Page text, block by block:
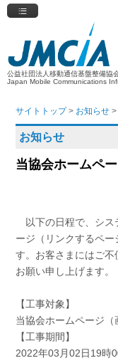
公益社団法人移動通信基盤整備協
Japan Mobile Communications
サイトトップ> お知らせ
お知らせ
当協会ホームペ
以下の日程で、シス
ージ（リンクするペ
す。お客さまにはご不
お願い申し上げます。
【工事対象】
当協会ホームページ（
【工事期間】
2022年03月02日19